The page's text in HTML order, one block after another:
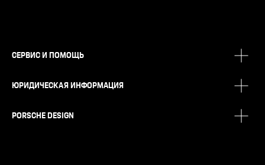
СЕРВИС И ПОМОЩЬ
ЮРИДИЧЕСКАЯ ИНФОРМАЦИЯ
PORSCHE DESIGN